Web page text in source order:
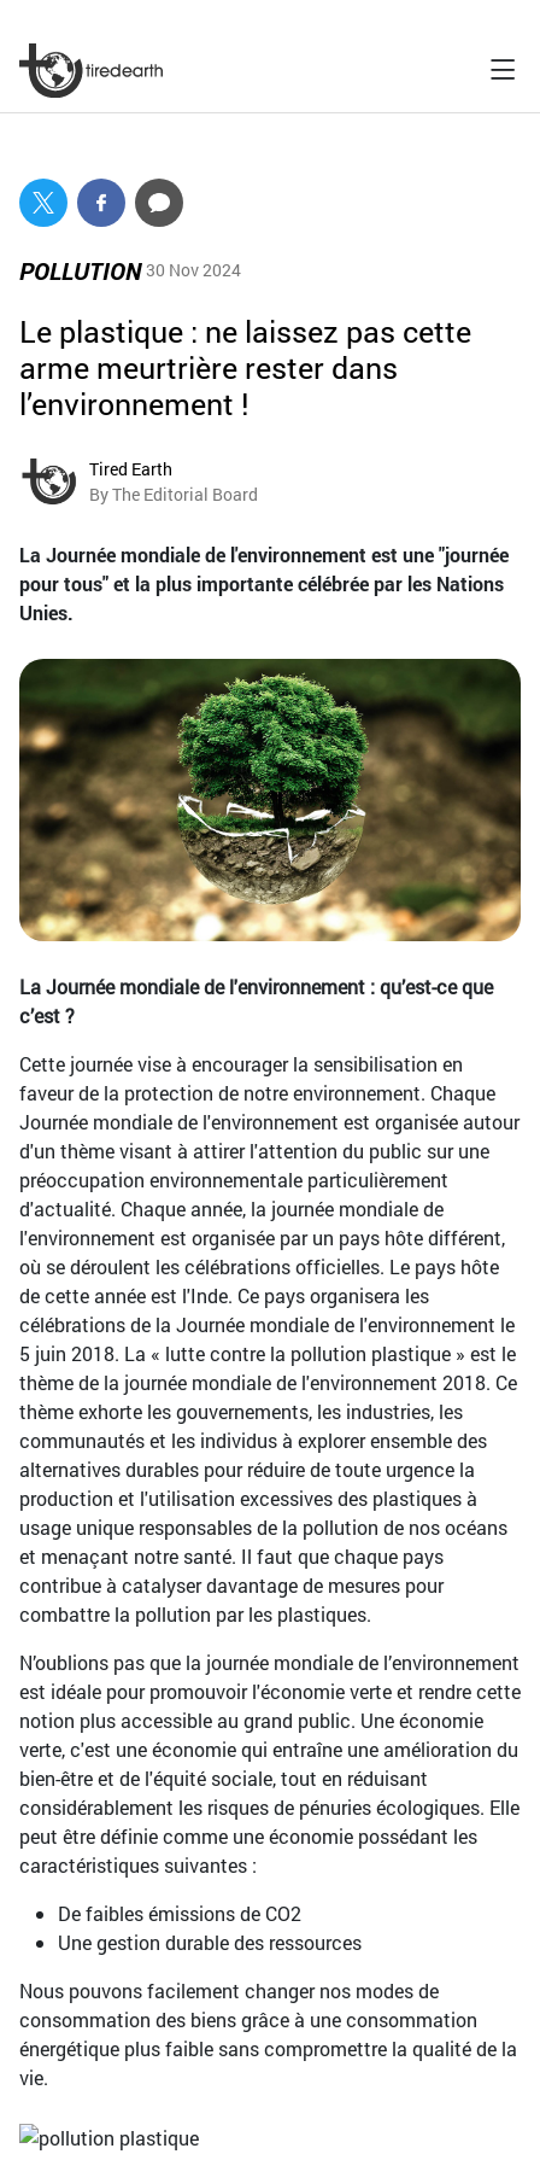
POLLUTION 30 Nov 2024
Le plastique : ne laissez pas cette
arme meurtrière rester dans
l’environnement !
Tired Earth
By The Editorial Board
La Journée mondiale de l'environnement est une "journée
pour tous" et la plus importante célébrée par les Nations
Unies.
La Journée mondiale de l'environnement : qu’est-ce que
c’est ?
Cette journée vise à encourager la sensibilisation en
faveur de la protection de notre environnement. Chaque
Journée mondiale de l'environnement est organisée autour
d'un thème visant à attirer l'attention du public sur une
préoccupation environnementale particulièrement
d'actualité. Chaque année, la journée mondiale de
l'environnement est organisée par un pays hôte différent,
où se déroulent les célébrations officielles. Le pays hôte
de cette année est l'Inde. Ce pays organisera les
célébrations de la Journée mondiale de l'environnement le
5 juin 2018. La « lutte contre la pollution plastique » est le
thème de la journée mondiale de l'environnement 2018. Ce
thème exhorte les gouvernements, les industries, les
communautés et les individus à explorer ensemble des
alternatives durables pour réduire de toute urgence la
production et l'utilisation excessives des plastiques à
usage unique responsables de la pollution de nos océans
et menaçant notre santé. Il faut que chaque pays
contribue à catalyser davantage de mesures pour
combattre la pollution par les plastiques.
N’oublions pas que la journée mondiale de l’environnement
est idéale pour promouvoir l'économie verte et rendre cette
notion plus accessible au grand public. Une économie
verte, c'est une économie qui entraîne une amélioration du
bien-être et de l'équité sociale, tout en réduisant
considérablement les risques de pénuries écologiques. Elle
peut être définie comme une économie possédant les
caractéristiques suivantes :
De faibles émissions de CO2
Une gestion durable des ressources
Nous pouvons facilement changer nos modes de
consommation des biens grâce à une consommation
énergétique plus faible sans compromettre la qualité de la
vie.